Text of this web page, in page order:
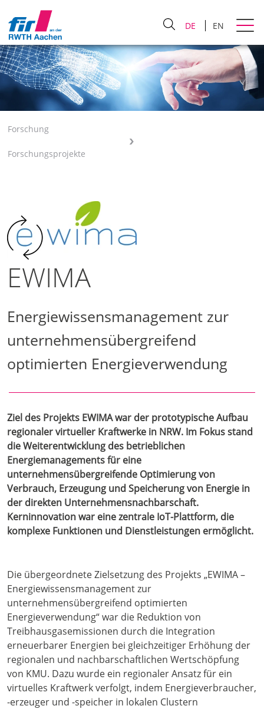
DE EN
Forschung
Forschungsprojekte
EWIMA
Energiewissensmanagement zur
unternehmensübergreifend
optimierten Energieverwendung
Ziel des Projekts EWIMA war der prototypische Aufbau
regionaler virtueller Kraftwerke in NRW. Im Fokus stand
die Weiterentwicklung des betrieblichen
Energiemanagements für eine
unternehmensübergreifende Optimierung von
Verbrauch, Erzeugung und Speicherung von Energie in
der direkten Unternehmensnachbarschaft.
Kerninnovation war eine zentrale IoT-Plattform, die
komplexe Funktionen und Dienstleistungen ermöglicht.
Die übergeordnete Zielsetzung des Projekts „EWIMA –
Energiewissensmanagement zur
unternehmensübergreifend optimierten
Energieverwendung“ war die Reduktion von
Treibhausgasemissionen durch die Integration
erneuerbarer Energien bei gleichzeitiger Erhöhung der
regionalen und nachbarschaftlichen Wertschöpfung
von KMU. Dazu wurde ein regionaler Ansatz für ein
virtuelles Kraftwerk verfolgt, indem Energieverbraucher,
-erzeuger und -speicher in lokalen Clustern